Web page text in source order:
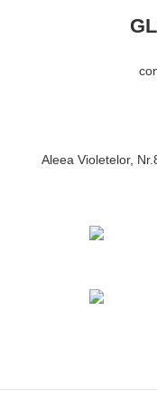
Aleea Violetelor,